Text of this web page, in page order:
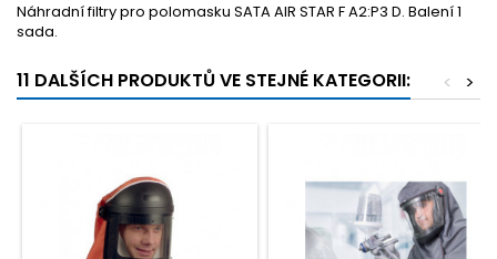
Náhradní filtry pro polomasku SATA AIR STAR F A2:P3 D. Balení 1
sada.
11 DALŠÍCH PRODUKTŮ VE STEJNÉ KATEGORII: >
<